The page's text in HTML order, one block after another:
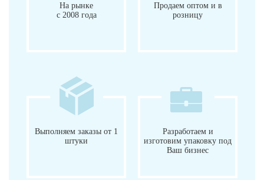
На рынке
с 2008 года
Продаем оптом и в
розницу
Выполняем заказы от 1
штуки
Разработаем и
изготовим упаковку под
Ваш бизнес